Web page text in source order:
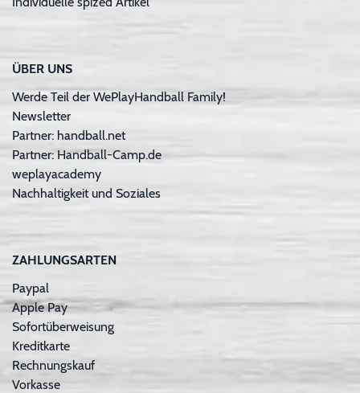
ÜBER UNS
Werde Teil der WePlayHandball Family!
Newsletter
Partner: handball.net
Partner: Handball-Camp.de
weplayacademy
Nachhaltigkeit und Soziales
ZAHLUNGSARTEN
Paypal
Apple Pay
Sofortüberweisung
Kreditkarte
Rechnungskauf
Vorkasse